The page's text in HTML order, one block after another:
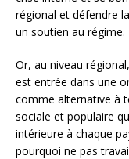
régional et défendre
un soutien au régime.
Or, au niveau
est entrée dans une
comme alternative à
sociale et populaire
intérieure à chaque
pourquoi ne pas